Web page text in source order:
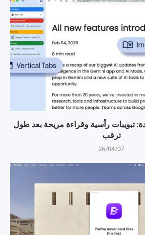
تبويبات رأسية وقراءة مريحة بعد طول
ترقب
26/04/07